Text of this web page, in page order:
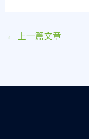
← 上一篇文章